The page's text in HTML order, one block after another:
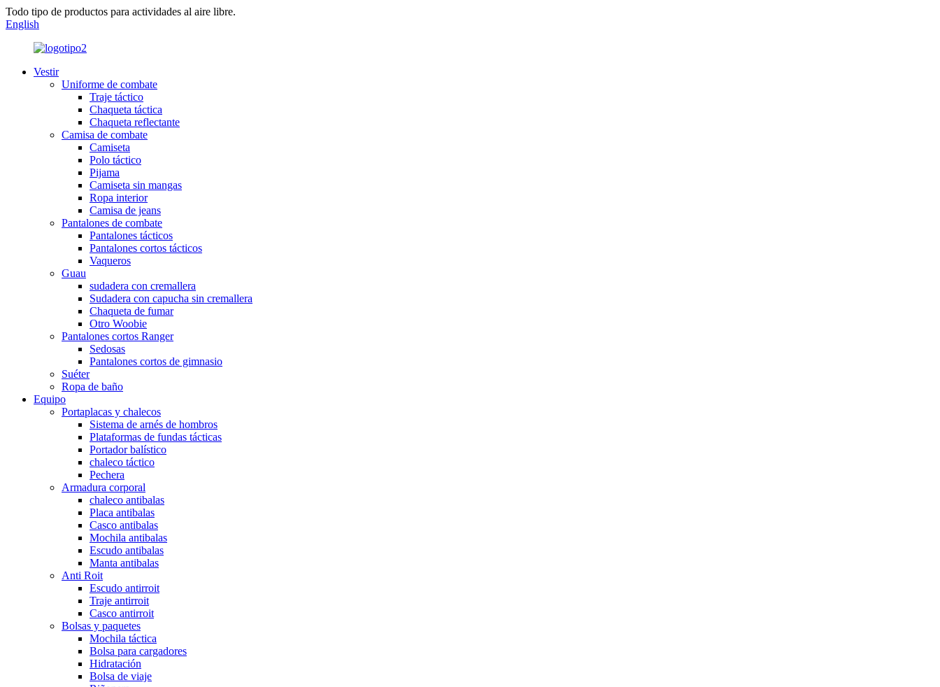
Todo tipo de productos para actividades al aire libre.
English
Vestir
Uniforme de combate
Traje táctico
Chaqueta táctica
Chaqueta reflectante
Camisa de combate
Camiseta
Polo táctico
Pijama
Camiseta sin mangas
Ropa interior
Camisa de jeans
Pantalones de combate
Pantalones tácticos
Pantalones cortos tácticos
Vaqueros
Guau
sudadera con cremallera
Sudadera con capucha sin cremallera
Chaqueta de fumar
Otro Woobie
Pantalones cortos Ranger
Sedosas
Pantalones cortos de gimnasio
Suéter
Ropa de baño
Equipo
Portaplacas y chalecos
Sistema de arnés de hombros
Plataformas de fundas tácticas
Portador balístico
chaleco táctico
Pechera
Armadura corporal
chaleco antibalas
Placa antibalas
Casco antibalas
Mochila antibalas
Escudo antibalas
Manta antibalas
Anti Roit
Escudo antirroit
Traje antirroit
Casco antirroit
Bolsas y paquetes
Mochila táctica
Bolsa para cargadores
Hidratación
Bolsa de viaje